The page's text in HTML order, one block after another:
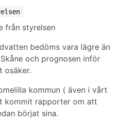
från styrelsen
bedöms vara lägre än
och prognosen inför
osäker.
kommun ( även i vårt
kommit rapporter om att
börjat sina.